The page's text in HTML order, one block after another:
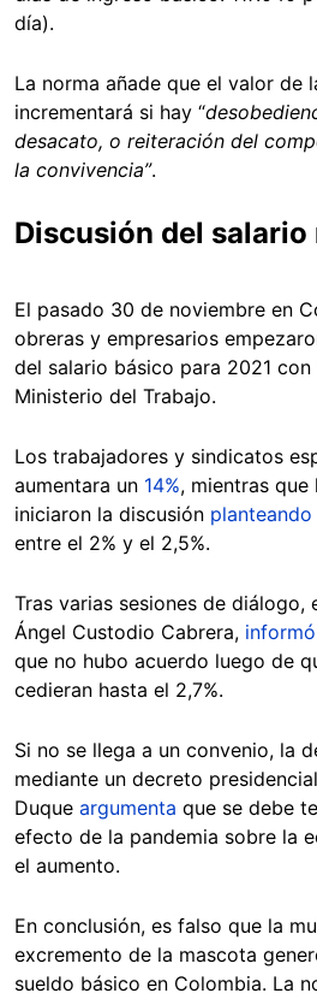
día).
La norma añade que el valor de
incrementará si hay “
desacato, o reiteración del
la convivencia”.
Discusión del salario
El pasado 30 de noviembre en
obreras y empresarios
del salario básico para 2021
Ministerio del Trabajo.
Los trabajadores y sindicatos
aumentara un 14%, mientras que
iniciaron la discusión planteando
entre el 2% y el 2,5%.
Tras varias sesiones de diálogo,
Ángel Custodio Cabrera, informó
que no hubo acuerdo luego de
cedieran hasta el 2,7%.
Si no se llega a un convenio, la
mediante un decreto
Duque argumenta que se debe
efecto de la pandemia sobre la
el aumento.
En conclusión, es falso que la
excremento de la mascota
sueldo básico en Colombia. La